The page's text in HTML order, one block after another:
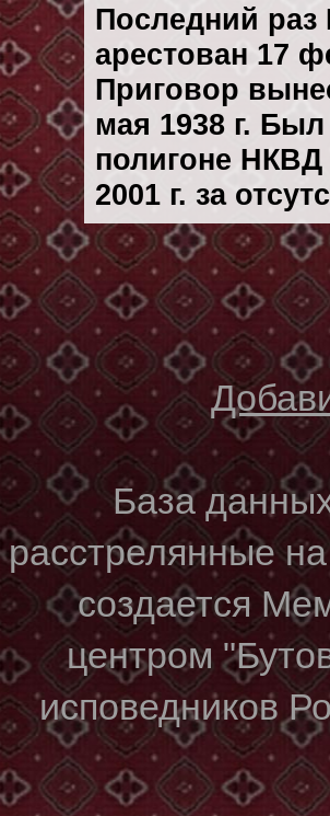
Последний
арестован 17
Приговор
мая 1938 г.
полигоне
2001 г. за
База
расстрелянные
создается
центром
исповедников